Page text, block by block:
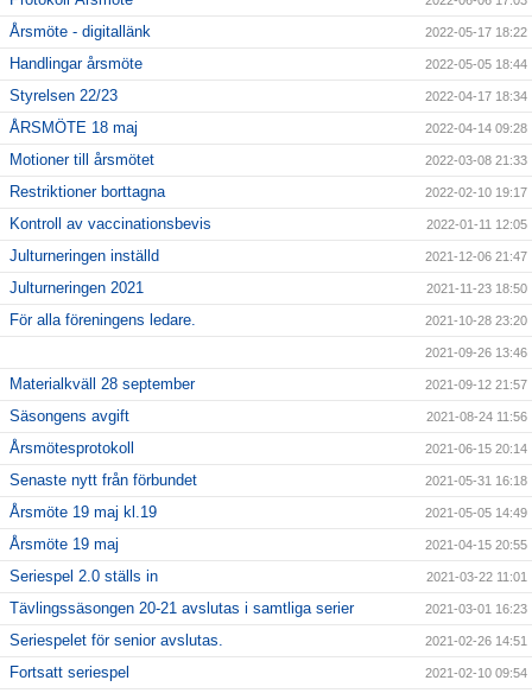
Årsmöte - digitallänk 2022-05-17 18:22
Handlingar årsmöte 2022-05-05 18:44
Styrelsen 22/23 2022-04-17 18:34
ÅRSMÖTE 18 maj 2022-04-14 09:28
Motioner till årsmötet 2022-03-08 21:33
Restriktioner borttagna 2022-02-10 19:17
Kontroll av vaccinationsbevis 2022-01-11 12:05
Julturneringen inställd 2021-12-06 21:47
Julturneringen 2021 2021-11-23 18:50
För alla föreningens ledare. 2021-10-28 23:20
2021-09-26 13:46
Materialkväll 28 september 2021-09-12 21:57
Säsongens avgift 2021-08-24 11:56
Årsmötesprotokoll 2021-06-15 20:14
Senaste nytt från förbundet 2021-05-31 16:18
Årsmöte 19 maj kl.19 2021-05-05 14:49
Årsmöte 19 maj 2021-04-15 20:55
Seriespel 2.0 ställs in 2021-03-22 11:01
Tävlingssäsongen 20-21 avslutas i samtliga serier 2021-03-01 16:23
Seriespelet för senior avslutas. 2021-02-26 14:51
Fortsatt seriespel 2021-02-10 09:54